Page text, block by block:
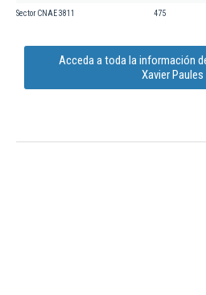
Sector CNAE 3811 475
Acceda a toda la información
Xavier Paules